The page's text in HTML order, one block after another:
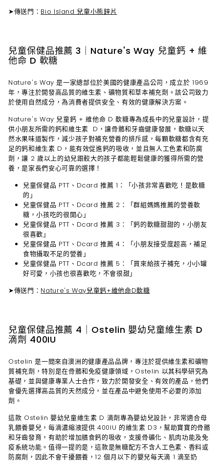
➤傳送門： Bio Island 兒童小熊鋅片
兒童保健品推薦 3｜Nature's Way 兒童鈣 + 維
他命 D 軟糖
Nature's Way 是一家總部位於美國的健康產品公司，成立於 1969
年，專注於開發高品質的維生素、礦物質和草本補充劑。該公司致力
於使用自然成分，為消費者提供安全、有效的健康解決方案。
Nature's Way 兒童鈣 + 維他命 D 軟糖專為成長中的兒童設計，提
供小朋友所需的鈣和維生素 D，讓骨骼和牙齒健康發展，軟糖以天
然水果味道製作，減少孩子對補充營養的排斥感，每顆軟糖都含有充
足的鈣和維生素 D，能有效促進鈣的吸收，並且無人工色素和防腐
劑，讓 2 歲以上的幼兒跟較大的孩子都能輕鬆健康的獲得所需的營
養，是家長們安心可靠的選擇！
兒童保健品 PTT、Dcard 推薦 1：
「小孩非常喜歡吃！是軟糖
的」
兒童保健品 PTT、Dcard 推薦 2： 「群組媽媽推薦的營養軟
糖，小孩吃的很開心」
兒童保健品 PTT、Dcard 推薦 3：
「鈣的軟糖甜甜的，小朋友
很喜歡」
兒童保健品 PTT、Dcard 推薦 4：
「小朋友接受度超高，補足
食物攝取不足的營養」
兒童保健品 PTT、Dcard 推薦 5： 「買來給孩子補充，小小罐
好可愛，小孩也很喜歡吃，不會很甜」
➤傳送門： Nature's Way兒童鈣+維他命D軟糖
兒童保健品推薦 4｜Ostelin 嬰幼兒童維生素 D
滴劑 400IU
Ostelin 是一間來自澳洲的健康產品品牌，專注於提供維生素和礦物
質補充劑，特別是在骨骼和免疫健康領域，Ostelin 以其科學研究為
基礎，並與健康專業人士合作，致力於開發安全、有效的產品，他們
會優先選擇高品質的天然成分，並在產品中避免使用不必要的添加
劑。
這款 Ostelin 嬰幼兒童維生素 D 滴劑專為嬰幼兒設計，非常適合母
乳餵養嬰兒，每滴濃縮液提供 400IU 的維生素 D3，幫助寶寶的骨骼
和牙齒發育，有助於增加膳食鈣的吸收，支援骨礦化、肌肉功能及免
疫系統功能。值得一提的是，這款是無糖配方不含人工色素、香料或
防腐劑，因此不會干擾餵養，12 個月以下的嬰兒每天滴 1 滴至奶